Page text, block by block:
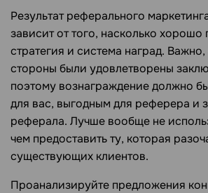
Результат реферального
зависит от того, насколько хорошо
стратегия и система наград.
стороны были удовлетворены
поэтому вознаграждение должно
для вас, выгодным для реферера и
реферала. Лучше вообще не
чем предоставить ту, которая
существующих клиентов.
Проанализируйте предложения